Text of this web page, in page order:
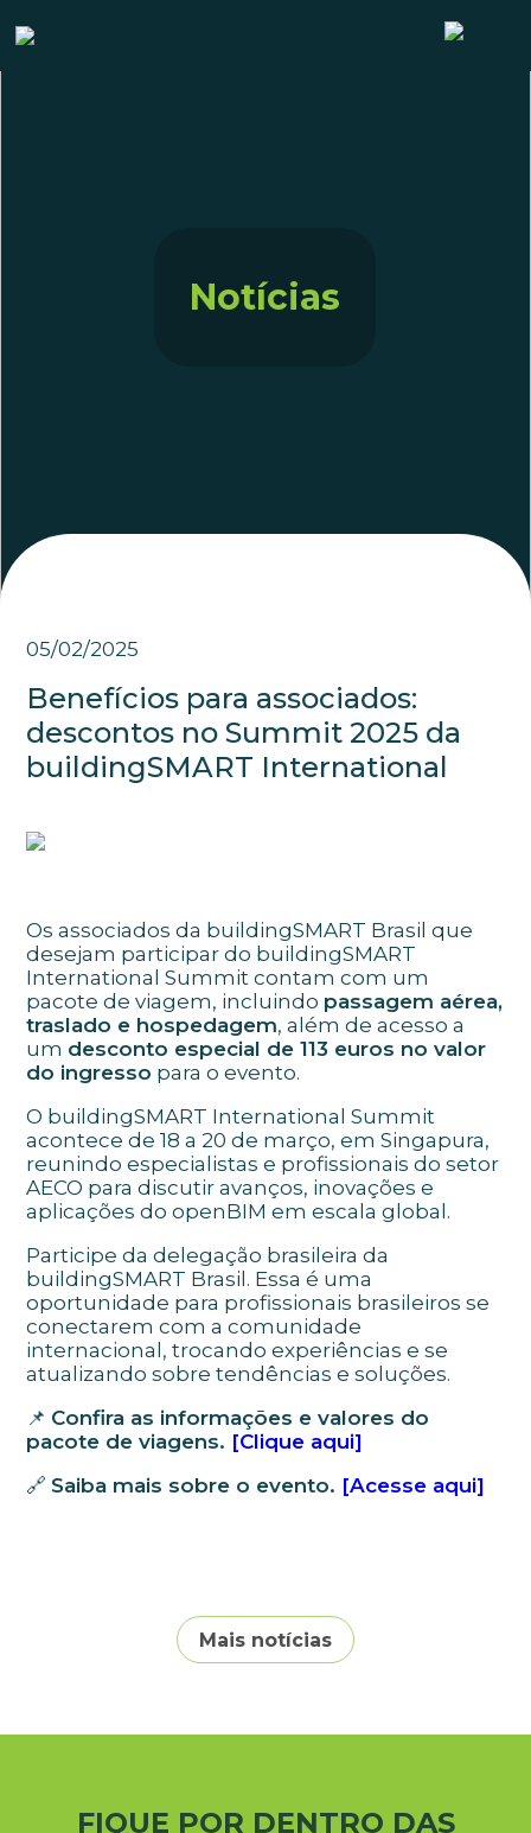
Notícias
05/02/2025
Benefícios para associados:
descontos no Summit 2025 da
buildingSMART International
Os associados da buildingSMART Brasil que
desejam participar do buildingSMART
International Summit contam com um
pacote de viagem, incluindo passagem aérea,
traslado e hospedagem, além de acesso a
um desconto especial de 113 euros no valor
do ingresso para o evento.
O buildingSMART International Summit
acontece de 18 a 20 de março, em Singapura,
reunindo especialistas e profissionais do setor
AECO para discutir avanços, inovações e
aplicações do openBIM em escala global.
Participe da delegação brasileira da
buildingSMART Brasil. Essa é uma
oportunidade para profissionais brasileiros se
conectarem com a comunidade
internacional, trocando experiências e se
atualizando sobre tendências e soluções.
📌 Confira as informações e valores do
pacote de viagens. [Clique aqui]
🔗 Saiba mais sobre o evento. [Acesse aqui]
Mais notícias
FIQUE POR DENTRO DAS